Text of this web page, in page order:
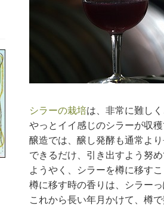
シラーの栽培は、非常に難しく
やっとイイ感じのシラーが収穫
醸造では、醸し発酵も通常よ
できるだけ、引き出すよう努め
ようやく、シラーを樽に移すこ
樽に移す時の香りは、シラー
これから長い年月かけて、樽